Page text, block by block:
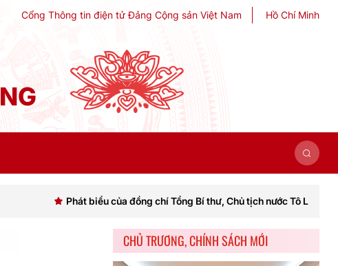
Cổng Thông tin điện tử Đảng Cộng sản Việt Nam Hồ Chí Minh
Phát biểu của đồng chí Tổng Bí thư, Chủ tịch nước Tô Lâm khai mạc
CHỦ TRƯƠNG, CHÍNH SÁCH MỚI